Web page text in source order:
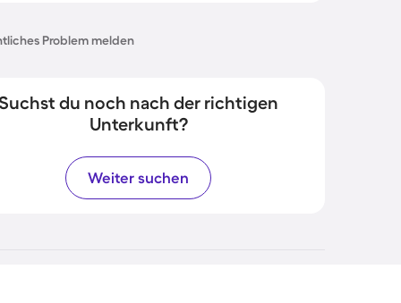
Problem melden
du noch nach der richtigen
Unterkunft?
Weiter suchen